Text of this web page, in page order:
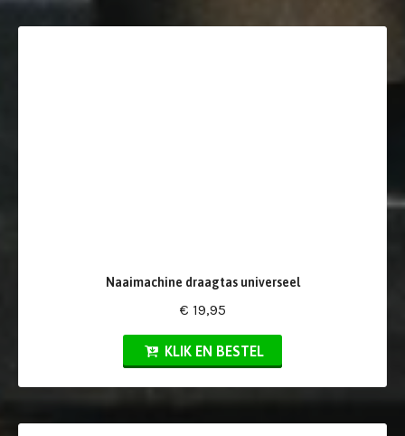
Naaimachine draagtas universeel
€ 19,95
KLIK EN BESTEL